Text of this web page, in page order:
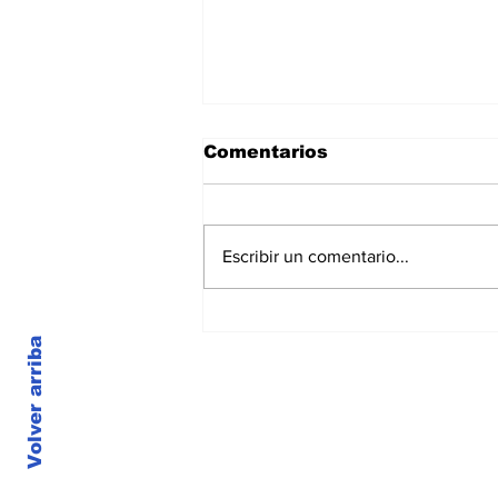
Comentarios
Escribir un comentario...
Volver arriba